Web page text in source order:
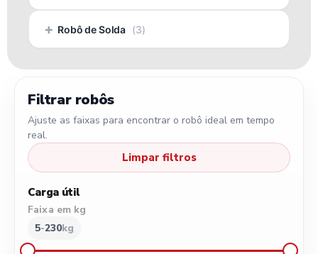
+ Robô de Solda (3)
Filtrar robôs
Ajuste as faixas para encontrar o robô ideal em tempo
real.
Limpar filtros
Carga útil
Faixa em kg
5-230kg